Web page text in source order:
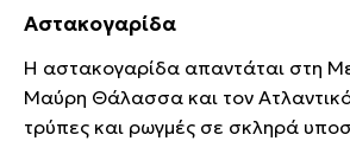
Αστακογαρίδα
Η αστακογαρίδα απαντάται στη
Μαύρη Θάλασσα και τον
τρύπες και ρωγμές σε σκληρά